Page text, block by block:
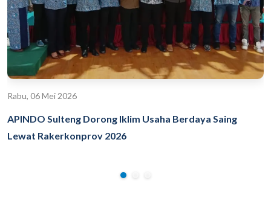
Rabu, 06 Mei 2026
APINDO Sulteng Dorong Iklim Usaha Berdaya Saing
Lewat Rakerkonprov 2026